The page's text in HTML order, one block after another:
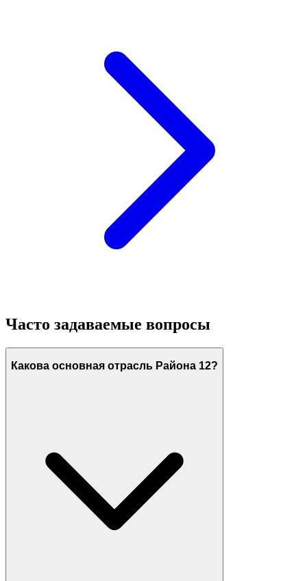
Часто задаваемые вопросы
Какова основная отрасль Района 12?